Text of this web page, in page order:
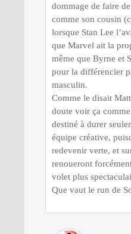
dommage de faire
comme son cousin
lorsque Stan Lee
que Marvel ait la
même que Byrne et
pour la différencier
masculin.
Comme le disait
doute voir ça
destiné à durer
équipe créative,
redevenir verte, et
renoueront
volet plus
Que vaut le run de